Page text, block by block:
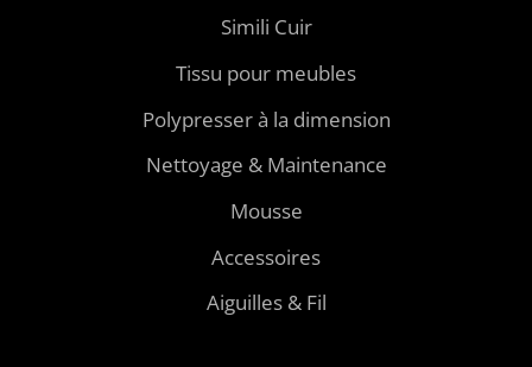
Simili Cuir
Tissu pour meubles
Polypresser à la dimension
Nettoyage & Maintenance
Mousse
Accessoires
Aiguilles & Fil